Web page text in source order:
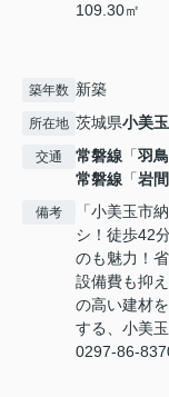
109.30㎡
築年数 新築
所在地 茨城県小美
交通 常磐線 「羽鳥
常磐線 「岩間
備考
「小美玉
シ！徒歩42
のも魅力！
設備費も抑
の高い建材
する、小美
0297-86-